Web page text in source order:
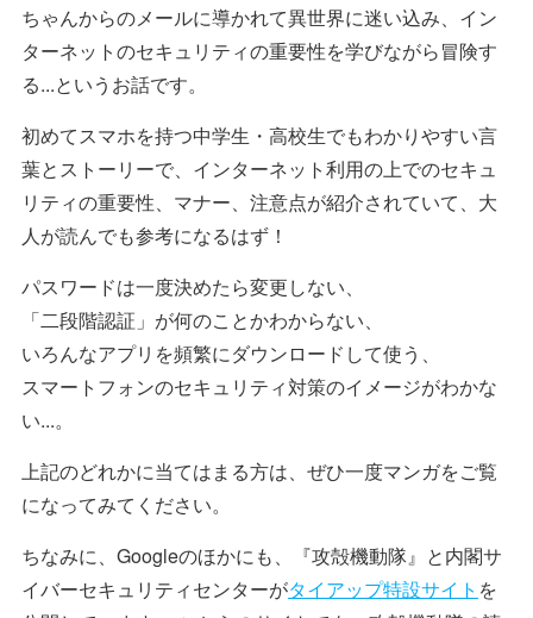
ちゃんからのメールに導かれて異世界に迷い込み、イン
ターネットのセキュリティの重要性を学びながら冒険す
る...というお話です。
初めてスマホを持つ中学生・高校生でもわかりやすい言
葉とストーリーで、インターネット利用の上でのセキュ
リティの重要性、マナー、注意点が紹介されていて、大
人が読んでも参考になるはず！
パスワードは一度決めたら変更しない、
「二段階認証」が何のことかわからない、
いろんなアプリを頻繁にダウンロードして使う、
スマートフォンのセキュリティ対策のイメージがわかな
い...。
上記のどれかに当てはまる方は、ぜひ一度マンガをご覧
になってみてください。
ちなみに、Googleのほかにも、『攻殻機動隊』と内閣サ
イバーセキュリティセンターがタイアップ特設サイト を